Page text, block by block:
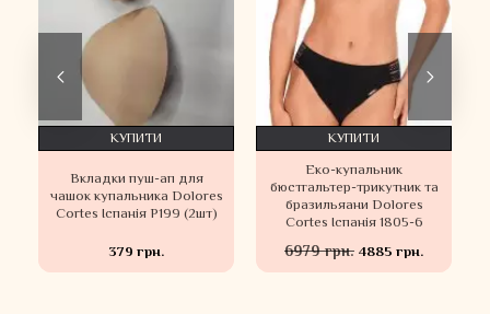
Вкладки пуш-ап для
чашок купальника Dolores
Cortes Іспанія P199 (2шт)
379 грн.
КУПИТИ
Еко-купальник
бюстгальтер-трикутник та
бразильяани Dolores
Cortes Іспанія 1805-6
6979 грн. 4885 грн.
КУПИТИ